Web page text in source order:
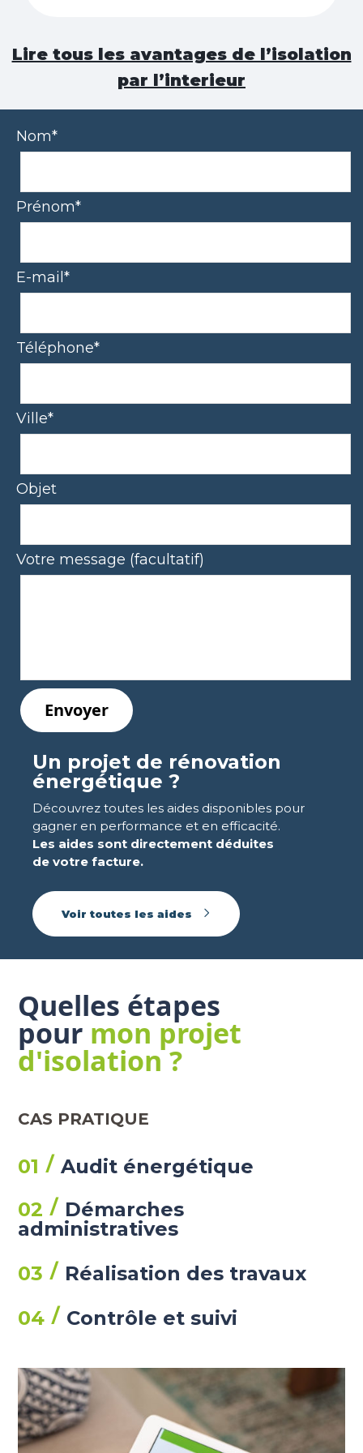
Lire tous les avantages de l’isolation
par l’interieur
Nom*
Prénom*
E-mail*
Téléphone*
Ville*
Objet
Votre message (facultatif)
Un projet de rénovation
énergétique ?
Découvrez toutes les aides disponibles pour
gagner en performance et en efficacité.
Les aides sont directement déduites
de votre facture.
Voir toutes les aides
Quelles étapes
pour mon projet
d'isolation ?
CAS PRATIQUE
01
Audit énergétique
02
Démarches
administratives
03
Réalisation des travaux
04
Contrôle et suivi